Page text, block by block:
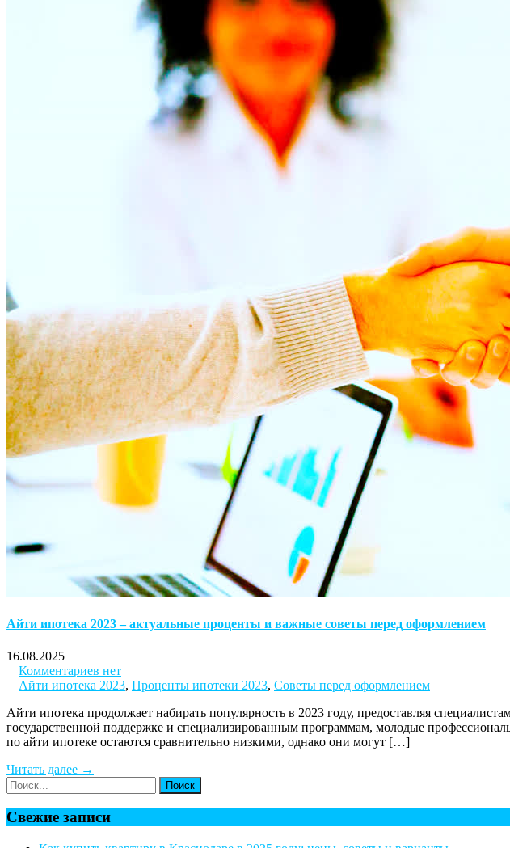
Айти ипотека 2023 – актуальные проценты и важные советы перед оформлением
16.08.2025
| Комментариев нет
| Айти ипотека 2023, Проценты ипотеки 2023, Советы перед оформлением
Айти ипотека продолжает набирать популярность в 2023 году, предоставляя
государственной поддержке и специализированным программам, молодые
по айти ипотеке остаются сравнительно низкими, однако они могут […]
Читать далее →
Свежие записи